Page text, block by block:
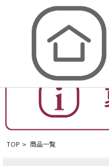
取材を通して、日本のものづくりを伝えるお
TOP > 商品一覧